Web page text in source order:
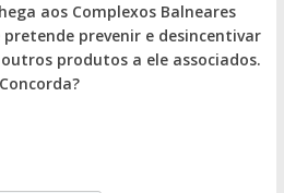
aos Complexos Balneares
prevenir e desincentivar
produtos a ele associados.
Concorda?